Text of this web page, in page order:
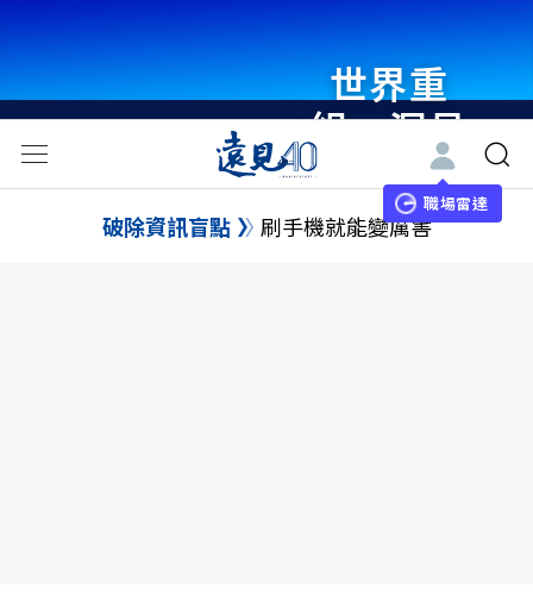
世界重
組・洞見
未來 與
世界領袖
職場雷達
破除資訊盲點 刷手機就能變厲害